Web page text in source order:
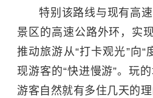
特别该路线与现有高
景区的高速公路外环，实
推动旅游从“打卡观光”向“
现游客的“快进慢游”。玩
游客自然就有多住几天的理